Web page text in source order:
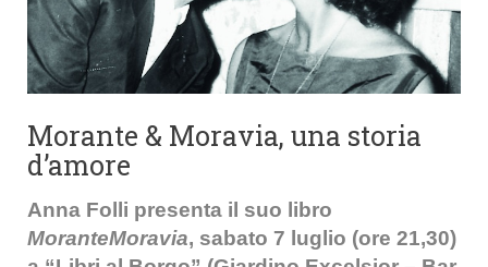
Morante & Moravia, una storia
d’amore
Anna Folli presenta il suo libro
MoranteMoravia, sabato 7 luglio (ore 21,30)